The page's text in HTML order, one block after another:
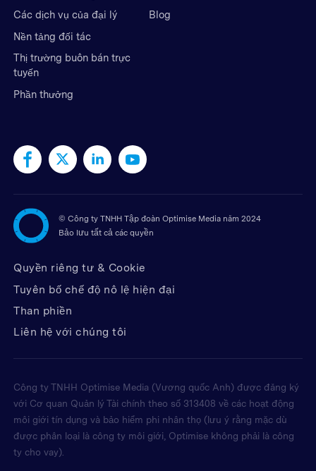
Các dịch vụ của đại lý
Nền tảng đối tác
Thị trường buôn bán trực
tuyến
Phần thưởng
Blog
© Công ty TNHH Tập đoàn Optimise Media năm 2024
Bảo lưu tất cả các quyền
Quyền riêng tư & Cookie
Tuyên bố chế độ nô lệ hiện đại
Than phiền
Liên hệ với chúng tôi
Công ty TNHH Optimise Media (Vương quốc Anh) được đăng ký
với Cơ quan Quản lý Tài chính theo số 313408 về các hoạt động
môi giới tín dụng và bảo hiểm phi nhân thọ (lưu ý rằng mặc dù
được phân loại là công ty môi giới, Optimise không phải là công
ty cho vay).